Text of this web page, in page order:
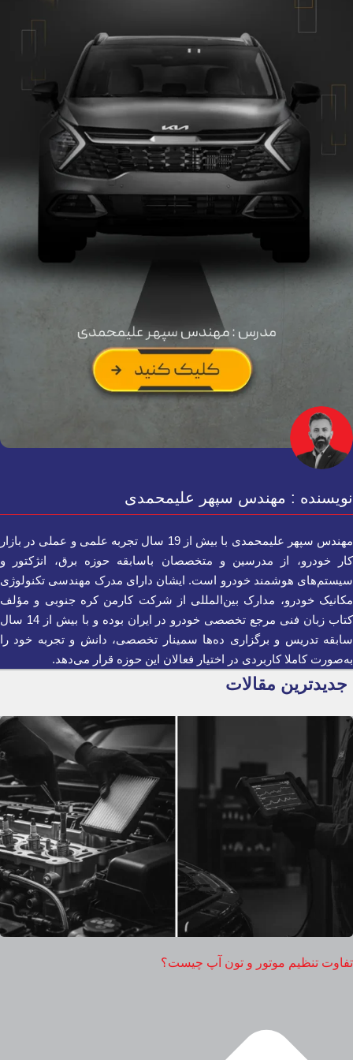
نویسنده : مهندس سپهر علیمحمدی
مهندس سپهر علیمحمدی با بیش از 19 سال تجربه علمی و عملی در بازار
کار خودرو، از مدرسین و متخصصان باسابقه حوزه برق، انژکتور و
سیستم‌های هوشمند خودرو است. ایشان دارای مدرک مهندسی تکنولوژی
مکانیک خودرو، مدارک بین‌المللی از شرکت کارمن کره جنوبی و مؤلف
کتاب زبان فنی مرجع تخصصی خودرو در ایران بوده و با بیش از 14 سال
سابقه تدریس و برگزاری ده‌ها سمینار تخصصی، دانش و تجربه خود را
به‌صورت کاملا کاربردی در اختیار فعالان این حوزه قرار می‌دهد.
جدیدترین مقالات
تفاوت تنظیم موتور و تون آپ چیست؟